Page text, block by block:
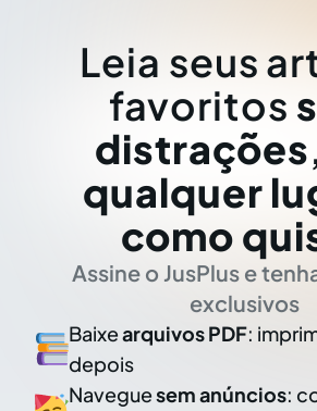
Leia seus
favoritos
distrações
qualquer
como
Assine o JusPlus e
exclusivos
Baixearquivos PDF:
depois
Naveguesem anúncios: